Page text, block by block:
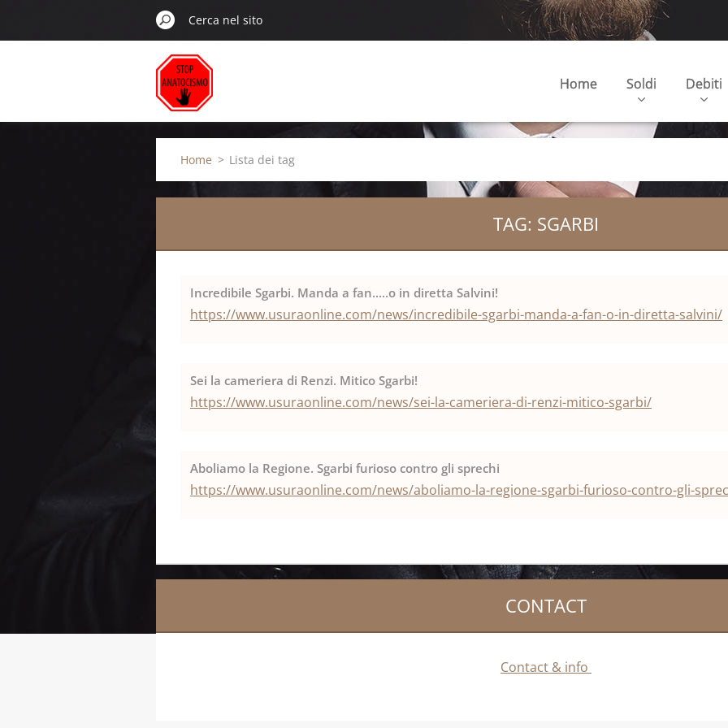
Home Soldi Debiti
Home > Lista dei tag
TAG: SGARBI
Incredibile Sgarbi. Manda a fan.....o in diretta Salvini!
https://www.usuraonline.com/news/incredibile-sgarbi-manda-a-fan-o-in-diretta-salvini/
Sei la cameriera di Renzi. Mitico Sgarbi!
https://www.usuraonline.com/news/sei-la-cameriera-di-renzi-mitico-sgarbi/
Aboliamo la Regione. Sgarbi furioso contro gli sprechi
https://www.usuraonline.com/news/aboliamo-la-regione-sgarbi-furioso-contro-gli-
CONTACT
Contact & info